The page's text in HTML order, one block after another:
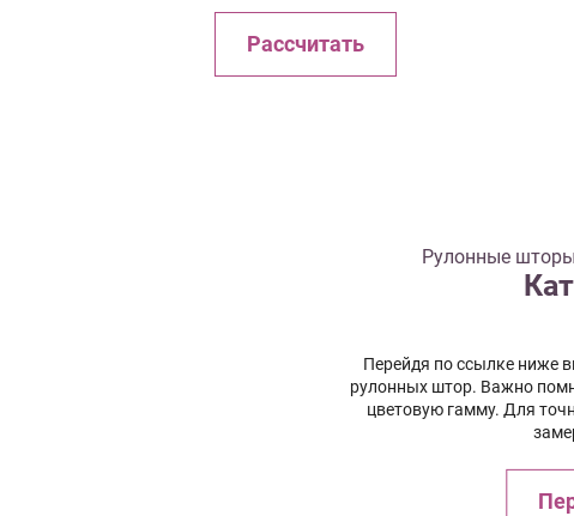
Рассчитать
Рулонные
Перейдя по ссылке ниже
рулонных штор. Важно
цветовую гамму. Для